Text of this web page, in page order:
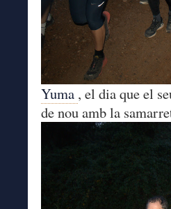
Yuma , el dia que el
de nou amb la